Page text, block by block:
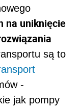
na uniknięcie
są to
-
jak pompy